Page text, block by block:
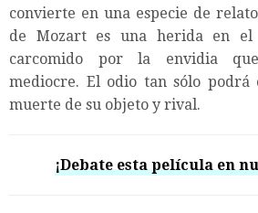
convierte en una especie de
de Mozart es una herida en
carcomido por la envidia
mediocre. El odio tan sólo
muerte de su objeto y rival.
¡Debate esta película en